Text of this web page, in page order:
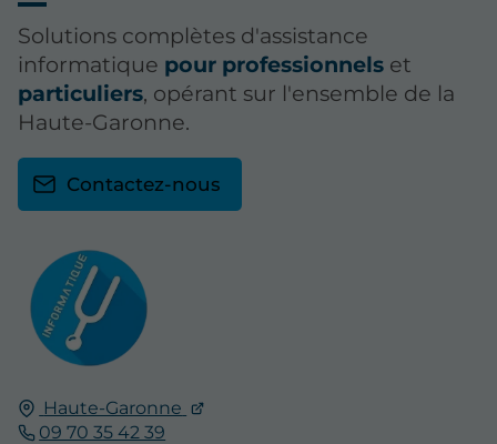
Haute-Garonne
09 70 35 42 39
Solutions complètes d'assistance
informatique pour professionnels et
particuliers, opérant sur l'ensemble de la
Haute-Garonne.
Contactez-nous